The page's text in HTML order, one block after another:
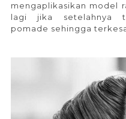
mengaplikasikan model
lagi jika setelahnya
pomade sehingga